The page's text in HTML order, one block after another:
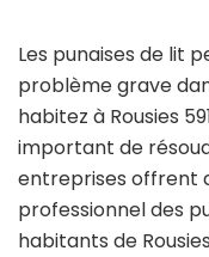
Les punaises de lit
problème grave
habitez à Rousies
important de
entreprises offrent
professionnel des
habitants de